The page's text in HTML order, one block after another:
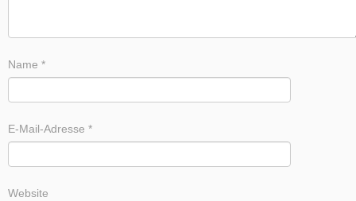
Name *
E-Mail-Adresse *
Website